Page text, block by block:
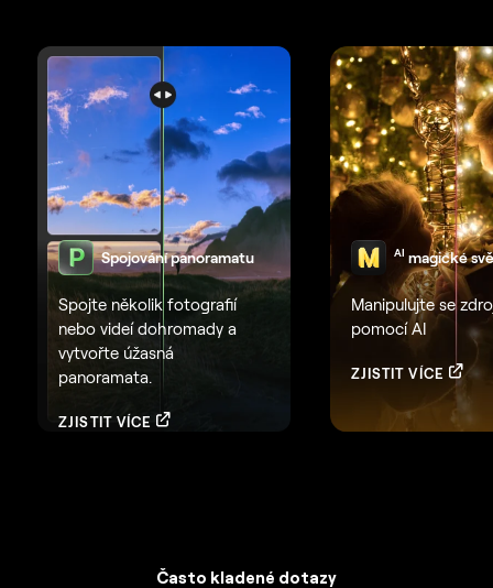
Spojování panoramatu
Spojte několik fotografií
nebo videí dohromady a
vytvořte úžasná
panoramata.
ZJISTIT VÍCE
AI magické
Manipulujte se
pomocí AI
ZJISTIT VÍCE
Často kladené dotazy